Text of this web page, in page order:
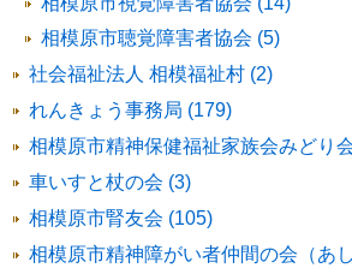
相模原市聴覚障害者協会 (5)
社会福祉法人 相模福祉村 (2)
れんきょう事務局 (179)
相模原市精神保健福祉家族会みどり
車いすと杖の会 (3)
相模原市腎友会 (105)
相模原市精神障がい者仲間の会（あ